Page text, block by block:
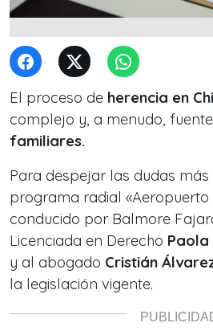
El proceso de herencia en
complejo y, a menudo,
familiares.
Para despejar las dudas más
programa radial «Aeropuerto
conducido por Balmore
Licenciada en Derecho Paola
y al abogado Cristián
la legislación vigente.